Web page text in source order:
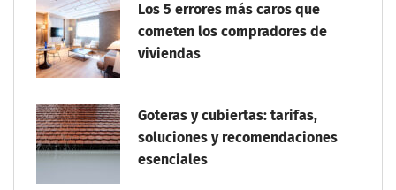
Los 5 errores más caros que
cometen los compradores de
viviendas
Goteras y cubiertas: tarifas,
soluciones y recomendaciones
esenciales